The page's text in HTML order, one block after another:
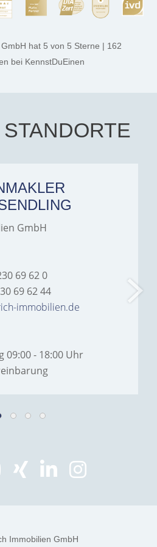
rest. They made the entire
process smooth,
thanks, and a huge part of
the credit goes to Amelie
Jamrowâ€”she was
exceptionally professional,
Hegerich Immobilien to
anyone looking for a home.
hat 5 von 5 Sterne | 162
bei KennstDuEinen
GmbH
69 62 0
69 62 44
immobilien.de
09:00 - 18:00 Uhr
Immobilien GmbH